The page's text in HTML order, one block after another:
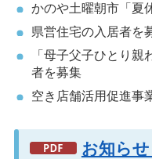
かのや土曜朝市「夏
県営住宅の入居者を
「母子父子ひとり
者を募集
空き店舗活用促進事
お知ら